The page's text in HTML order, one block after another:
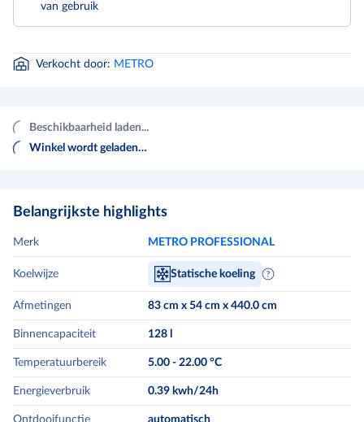
van gebruik
Verkocht door: METRO
Beschikbaarheid laden...
Winkel wordt geladen…
Belangrijkste highlights
Merk METRO PROFESSIONAL
Koelwijze Statische koeling
Afmetingen 83 cm x 54 cm x 440.0 cm
Binnencapaciteit 128
Temperatuurbereik 5.00 - 22.00 °C
Energieverbruik 0.39 kwh/24h
Ontdooifunctie automatisch